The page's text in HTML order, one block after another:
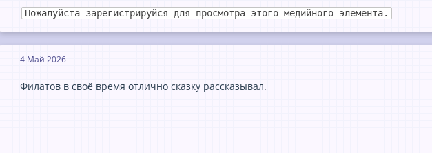
Пожалуйста зарегистрируйся для просмотра этого медийного элемента.
4 Май 2026
Филатов в своё время отлично сказку рассказывал.